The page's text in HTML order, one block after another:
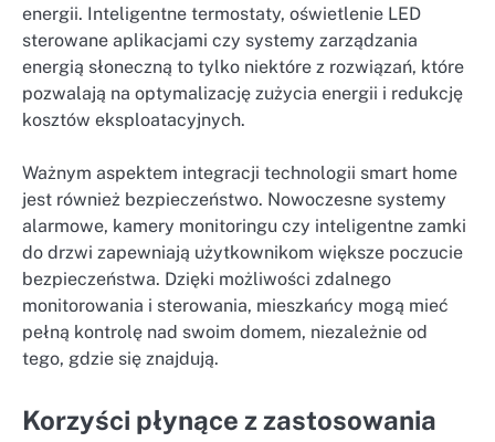
energii. Inteligentne termostaty, oświetlenie LED
sterowane aplikacjami czy systemy zarządzania
energią słoneczną to tylko niektóre z rozwiązań, które
pozwalają na optymalizację zużycia energii i redukcję
kosztów eksploatacyjnych.
Ważnym aspektem integracji technologii smart home
jest również bezpieczeństwo. Nowoczesne systemy
alarmowe, kamery monitoringu czy inteligentne zamki
do drzwi zapewniają użytkownikom większe poczucie
bezpieczeństwa. Dzięki możliwości zdalnego
monitorowania i sterowania, mieszkańcy mogą mieć
pełną kontrolę nad swoim domem, niezależnie od
tego, gdzie się znajdują.
Korzyści płynące z zastosowania